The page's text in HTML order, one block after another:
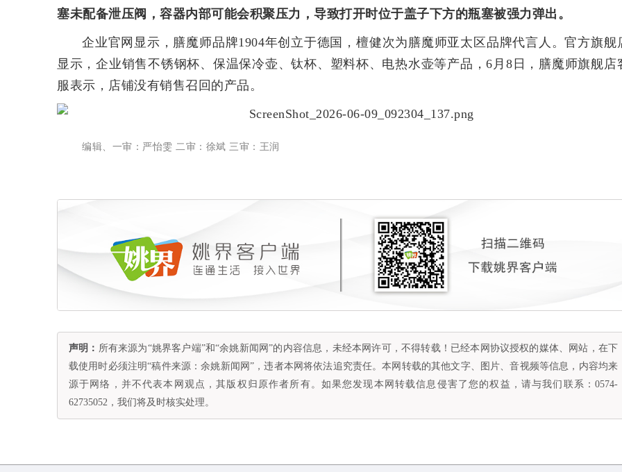
塞未配备泄压阀，容器内部可能会积聚压力，导致打开时位于盖子下方的瓶塞被强力弹出。
企业官网显示，膳魔师品牌1904年创立于德国，檀健次为膳魔师亚太区品牌代言人。官方旗舰
显示，企业销售不锈钢杯、保温保冷壶、钛杯、塑料杯、电热水壶等产品，6月8日，膳魔师旗舰店
服表示，店铺没有销售召回的产品。
编辑、一审：严怡雯 二审：徐斌 三审：王润
声明： 所有来源为“姚界客户端”和“余姚新闻网”的内容信息，未经本网许可，不得转载！已经本网协议授权的媒体、网站，在下
载使用时必须注明“稿件来源：余姚新闻网”，违者本网将依法追究责任。本网转载的其他文字、图片、音视频等信息，内容均来
源于网络，并不代表本网观点，其版权归原作者所有。如果您发现本网转载信息侵害了您的权益，请与我们联系：0574-
62735052，我们将及时核实处理。